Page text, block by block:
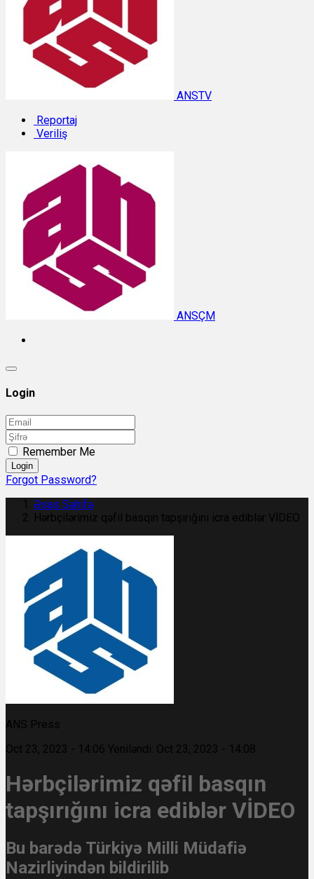
ANSTV
Reportaj
Veriliş
ANSÇM
Login
Remember Me
Login
Forgot Password?
Əsas Səhifə
Hərbçilərimiz qəfil basqın tapşırığını icra ediblər VİDEO
ANS Press
Oct 23, 2023 - 14:06 Yeniləndi: Oct 23, 2023 - 14:08
Hərbçilərimiz qəfil basqın
tapşırığını icra ediblər VİDEO
Bu barədə Türkiyə Milli Müdafiə
Nazirliyindən bildirilib